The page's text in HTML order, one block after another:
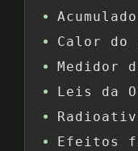
Calor do
Medidor
Leis da
Efeitos